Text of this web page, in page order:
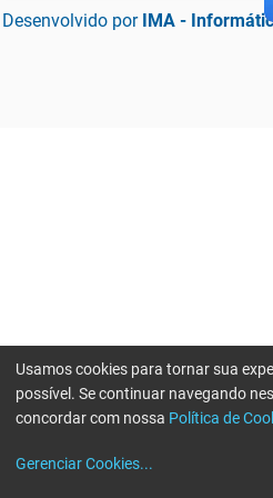
Desenvolvido por IMA -
Usamos cookies para tornar sua
possível. Se continuar navegando
concordar com nossa Política de
Gerenciar Cookies...
Erro ao enviar informações, por